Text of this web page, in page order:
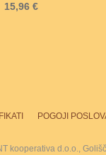
15,96 €
POGOJI
kooperativa d.o.o.,